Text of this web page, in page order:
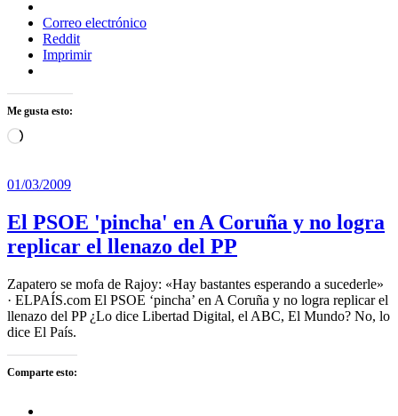
Correo electrónico
Reddit
Imprimir
Me gusta esto:
Cargando...
01/03/2009
El PSOE 'pincha' en A Coruña y no logra
replicar el llenazo del PP
Zapatero se mofa de Rajoy: «Hay bastantes esperando a sucederle»
· ELPAÍS.com El PSOE ‘pincha’ en A Coruña y no logra replicar el
llenazo del PP ¿Lo dice Libertad Digital, el ABC, El Mundo? No, lo
dice El País.
Comparte esto: